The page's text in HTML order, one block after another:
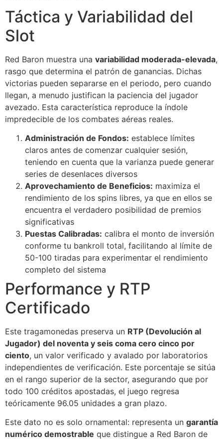
Táctica y Variabilidad del
Slot
Red Baron muestra una variabilidad moderada-elevada,
rasgo que determina el patrón de ganancias. Dichas
victorias pueden separarse en el periodo, pero cuando
llegan, a menudo justifican la paciencia del jugador
avezado. Esta característica reproduce la índole
impredecible de los combates aéreas reales.
Administración de Fondos: establece límites
claros antes de comenzar cualquier sesión,
teniendo en cuenta que la varianza puede generar
series de desenlaces diversos
Aprovechamiento de Beneficios: maximiza el
rendimiento de los spins libres, ya que en ellos se
encuentra el verdadero posibilidad de premios
significativas
Puestas Calibradas: calibra el monto de inversión
conforme tu bankroll total, facilitando al límite de
50-100 tiradas para experimentar el rendimiento
completo del sistema
Performance y RTP
Certificado
Este tragamonedas preserva un RTP (Devolución al
Jugador) del noventa y seis coma cero cinco por
ciento, un valor verificado y avalado por laboratorios
independientes de verificación. Este porcentaje se sitúa
en el rango superior de la sector, asegurando que por
todo 100 créditos apostadas, el juego regresa
teóricamente 96.05 unidades a gran plazo.
Este dato no es solo ornamental: representa un garantía
numérico demostrable que distingue a Red Baron de